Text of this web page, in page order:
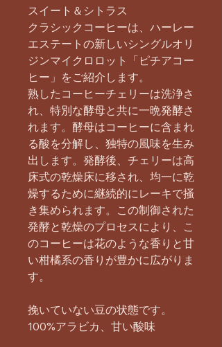
スイート＆シトラス
クラシックコーヒーは、ハーレー
エステートの新しいシングルオリ
ジンマイクロロット「ピチアコー
ヒー」をご紹介します。
熟したコーヒーチェリーは洗浄さ
れ、特別な酵母と共に一晩発酵さ
れます。酵母はコーヒーに含まれ
る酸を分解し、独特の風味を生み
出します。発酵後、チェリーは高
床式の乾燥床に移され、均一に乾
燥するために継続的にレーキで掻
き集められます。この制御された
発酵と乾燥のプロセスにより、こ
のコーヒーは花のような香りと甘
い柑橘系の香りが豊かに広がりま
す。
挽いていない豆の状態です。
100%アラビカ、甘い酸味